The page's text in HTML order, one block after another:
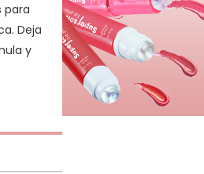
para
Deja
y